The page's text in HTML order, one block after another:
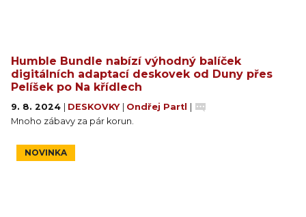
Humble Bundle nabízí výhodný balíček
digitálních adaptací deskovek od Duny přes
Pelíšek po Na křídlech
9. 8. 2024 DESKOVKY Ondřej Partl
Mnoho zábavy za pár korun.
NOVINKA